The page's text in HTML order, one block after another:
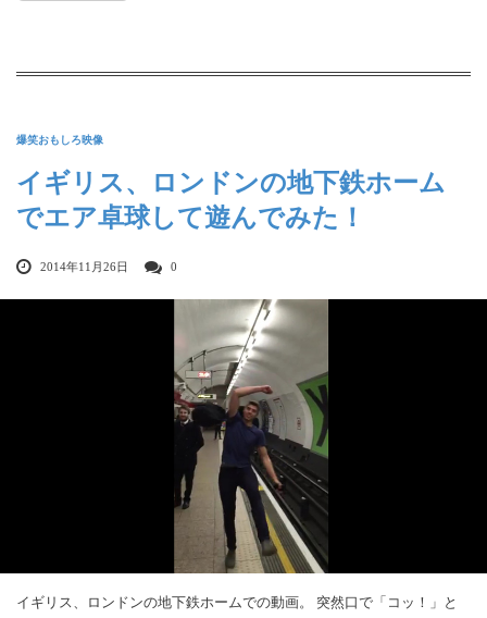
爆笑おもしろ映像
イギリス、ロンドンの地下鉄ホーム
でエア卓球して遊んでみた！
2014年11月26日 0
イギリス、ロンドンの地下鉄ホームでの動画。 突然口で「コッ！」と